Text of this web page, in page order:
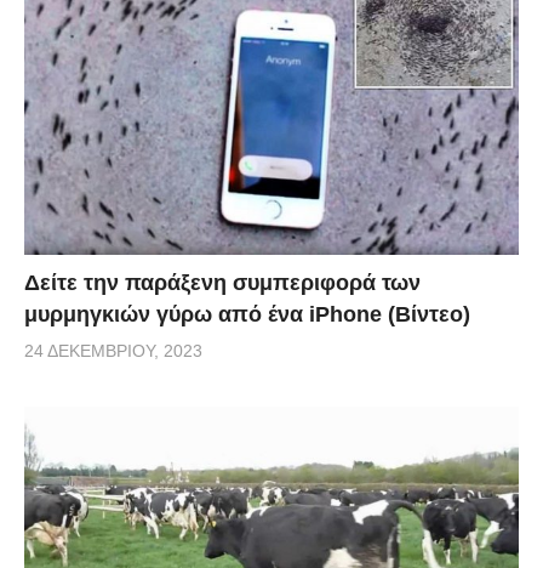
Δείτε την παράξενη συμπεριφορά των
μυρμηγκιών γύρω από ένα iPhone (Βίντεο)
24 ΔΕΚΕΜΒΡΊΟΥ, 2023